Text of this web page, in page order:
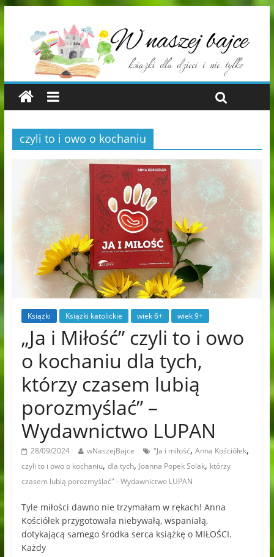
czyli to i owo o kochaniu
Książki Książki katolickie wiek 6+ wiek 9+
„Ja i Miłość” czyli to i owo
o kochaniu dla tych,
którzy czasem lubią
porozmyślać” –
Wydawnictwo LUPAN
28/09/2024 wNaszejBajce "Ja i miłość, Anna Kościółek,
czyli to i owo o kochaniu, dla tych, Joanna Popek Solak, którzy
czasem lubią porozmyślać" - Wydawnictwo LUPAN
Tyle miłości dawno nie trzymałam w rękach! Anna
Kościółek przygotowała niebywałą, wspaniałą,
dotykającą samego środka serca książkę o MIŁOŚCI.
Każdy